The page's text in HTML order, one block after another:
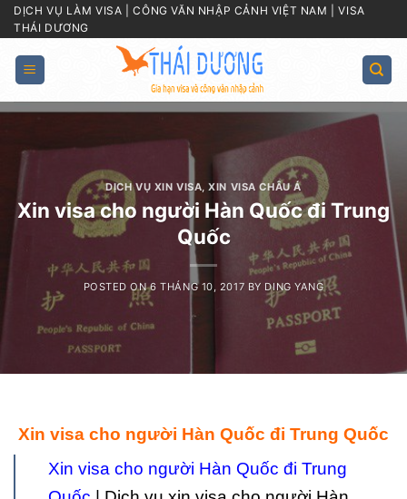
Skip
to
content
DỊCH VỤ LÀM VISA | CÔNG VĂN NHẬP CẢNH VIỆT NAM | VISA
THÁI DƯƠNG
DỊCH VỤ XIN VISA ,XIN VISA CHÂU Á
Xin visa cho người Hàn Quốc đi Trung
Quốc
POSTED ON6 THÁNG 10, 2017 BY DING YANG
Xin visa cho người Hàn Quốc đi Trung Quốc
Xin visa cho người Hàn Quốc đi Trung